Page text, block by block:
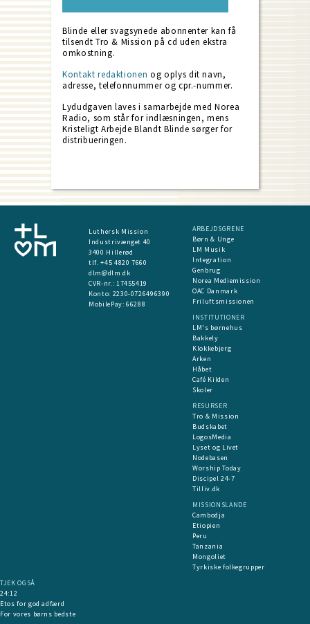
Blinde eller svagsynede abonnenter kan få
tilsendt Tro & Mission på cd uden ekstra
omkostning.
Kontakt redaktionen og oplys dit navn,
adresse, telefonnummer og cpr.-nummer.
Lydudgaven laves i samarbejde med Norea
Radio, som står for indlæsningen, mens
Kristeligt Arbejde Blandt Blinde sørger for
distribueringen.
Luthersk Mission
Industrivænget 40
3400 Hillerød
tlf. +45 4820 7660
dlm@dlm.dk
CVR-nr.: 17455419
​Konto: 2230-0726496390
MobilePay:66288
ARBEJDSGRENE
Børn & Unge
LM Musik
Integration
Genbrug
Norea Mediemission
OAC Danmark
Friluftsmissionen
INSTITUTIONER
LM's børnehus
Bakkely
Klokkebjerg
Arken
Håbet
Café Kilden
Skoler
RESURSER
Tro & Mission
Budskabet
LogosMedia
Lyset og Livet
Nodebasen
Worship Today
Discipel 24-7
Tilliv.dk
MISSIONSLANDE
Cambodja
Etiopien
Peru
Tanzania
Mongoliet
Tyrkiske folkegrupper
TJEK OGSÅ
24:12
Etos for god adfærd
For vores børns bedste